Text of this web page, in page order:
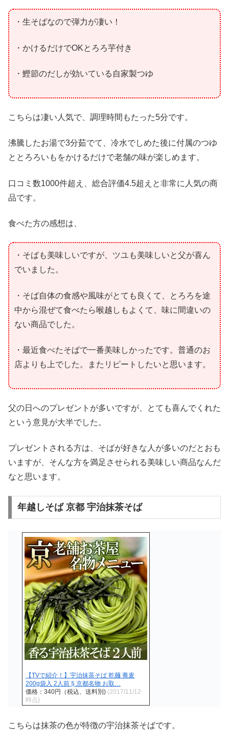
・生そばなので弾力が凄い！
・かけるだけでOKとろろ芋付き
・鰹節のだしが効いている自家製つゆ
こちらは凄い人気で、調理時間もたった5分です。
沸騰したお湯で3分茹でて、冷水でしめた後に付属のつゆ
ととろろいもをかけるだけで老舗の味が楽しめます。
口コミ数1000件超え、総合評価4.5超えと非常に人気の商
品です。
食べた方の感想は、
・そばも美味しいですが、ツユも美味しいと父が喜ん
でいました。
・そば自体の食感や風味がとても良くて、とろろを途
中から混ぜて食べたら喉越しもよくて、味に間違いの
ない商品でした。
・最近食べたそばで一番美味しかったです。普通のお
店よりも上でした。またリピートしたいと思います。
父の日へのプレゼントが多いですが、とても喜んでくれた
という意見が大半でした。
プレゼントされる方は、そばが好きな人が多いのだとおも
いますが、そんな方を満足させられる美味しい商品なんだ
なと思います。
年越しそば 京都 宇治抹茶そば
【TVで紹介！】宇治抹茶そば 乾麺 蕎麦
200g袋入 2人前 § 京都名物 お取…
価格：340円（税込、送料別) (2017/11/12
時点)
こちらは抹茶の色が特徴の宇治抹茶そばです。